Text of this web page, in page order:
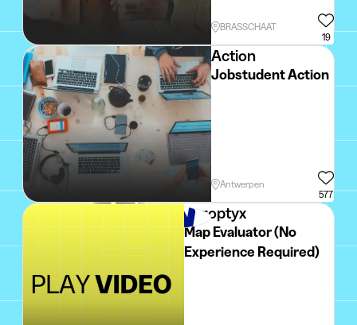
BRASSCHAAT
19
Action
Jobstudent Action
Antwerpen
577
Peroptyx
Map Evaluator (No
Experience Required)